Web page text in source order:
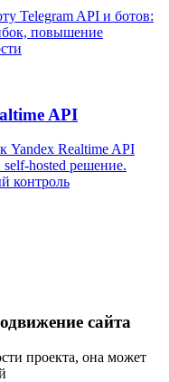
Telegram API и ботов:
повышение
API
Realtime API
hosted решение.
контроль
сайта
проекта, она может